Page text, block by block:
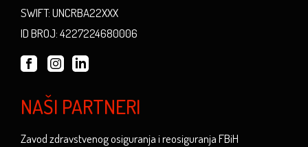
SWIFT: UNCRBA22XXX
ID BROJ: 4227224680006
NAŠI PARTNERI
Zavod zdravstvenog osiguranja i reosiguranja FBiH